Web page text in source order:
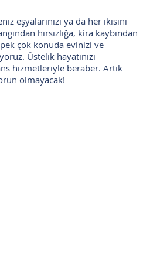
eşyalarınızı ya da her ikisini
hırsızlığa, kira kaybından
çok konuda evinizi ve
Üstelik hayatınızı
hizmetleriyle beraber. Artık
olmayacak!